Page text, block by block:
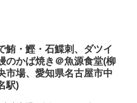
鮪・鰹・石鰈刺、ダツイ
のかば焼き＠魚源食堂(柳
市場、愛知県名古屋市中
駅)